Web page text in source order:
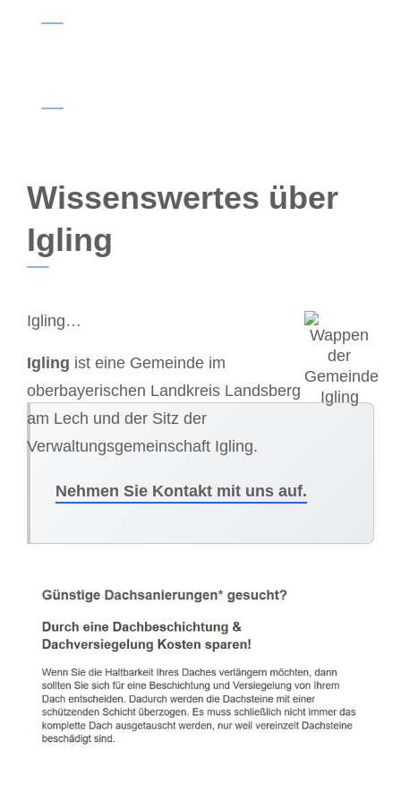
Wissenswertes über
Igling
Igling…
Igling ist eine Gemeinde im
oberbayerischen Landkreis Landsberg
am Lech und der Sitz der
Verwaltungsgemeinschaft Igling.
Nehmen Sie Kontakt mit uns auf.